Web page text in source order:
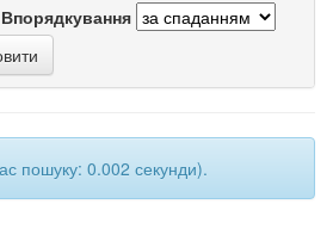
Впорядкування
пошуку: 0.002 секунди).